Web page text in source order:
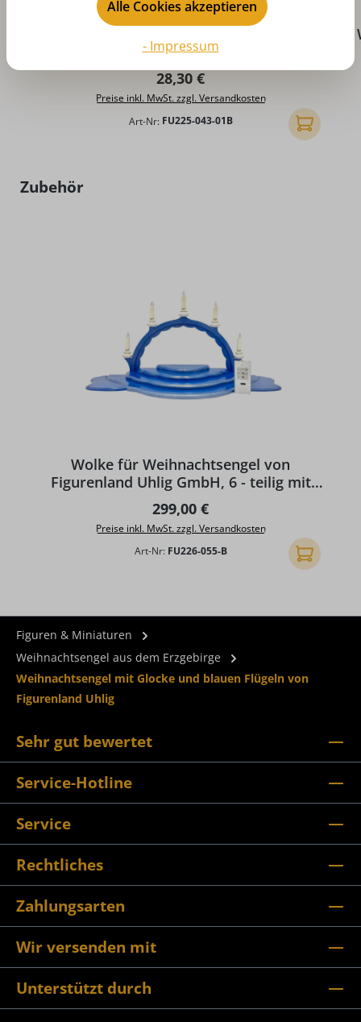
und blauen Flügeln von Figurenland Uhlig
GmbH
Regulärer Preis:
28,30 €
Preise inkl. MwSt. zzgl. Versandkosten
Art-Nr: FU225-043-01B In den
Produktgalerie überspringen
Zubehör
Wolke für Weihnachtsengel von
Figurenland Uhlig GmbH, 6 - teilig mit
Lumix Kerzen
Regulärer Preis:
299,00 €
Preise inkl. MwSt. zzgl. Versandkosten
Art-Nr: FU226-055-B In den
Figuren & Miniaturen
Weihnachtsengel aus dem Erzgebirge
Weihnachtsengel mit Glocke und blauen Flügeln von
Figurenland Uhlig
Sehr gut bewertet
Service-Hotline
Service
Rechtliches
Zahlungsarten
Wir versenden mit
Unterstützt durch
Alle Cookies akzeptieren
- Impressum